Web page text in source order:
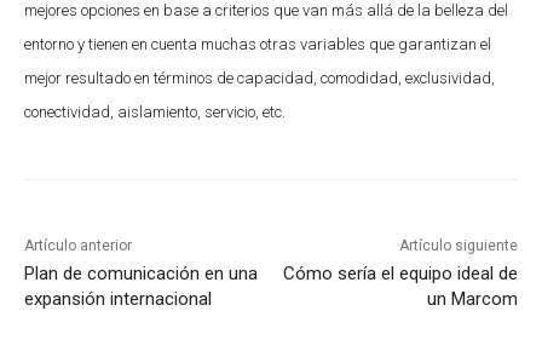
mejores opciones en base a criterios que van más allá de la belleza del
entorno y tienen en cuenta muchas otras variables que garantizan el
mejor resultado en términos de capacidad, comodidad, exclusividad,
conectividad, aislamiento, servicio, etc.
Artículo anterior
Plan de comunicación en una
expansión internacional
Artículo siguiente
Cómo sería el equipo ideal de
un Marcom